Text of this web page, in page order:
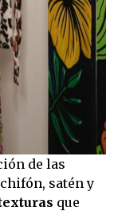
de las
satén y
que